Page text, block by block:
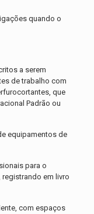
quando o
a serem
de trabalho com
que
Padrão ou
equipamentos de
para o
em livro
com espaços